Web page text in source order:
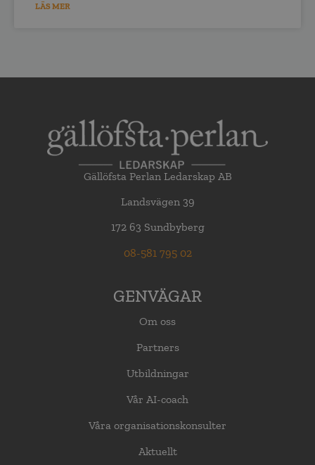
LÄS MER
Gällöfsta Perlan Ledarskap AB
Landsvägen 39
172 63 Sundbyberg
08-581 795 02
GENVÄGAR
Om oss
Partners
Utbildningar
Vår AI-coach
Våra organisationskonsulter
Aktuellt